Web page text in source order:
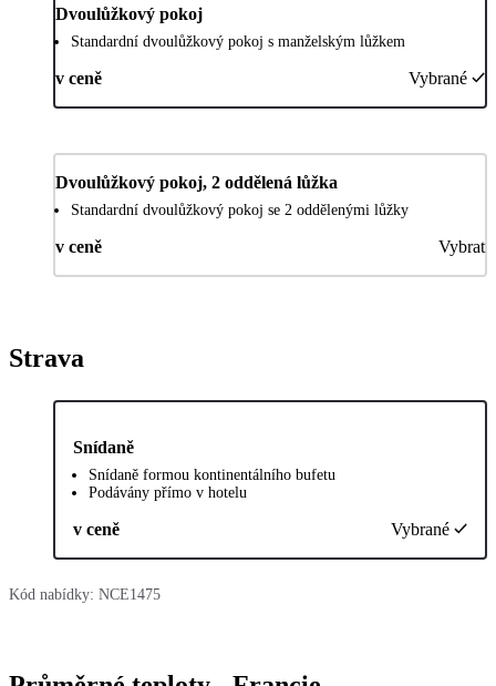
Dvoulůžkový pokoj
Standardní dvoulůžkový pokoj s manželským lůžkem
v ceně Vybrané
Dvoulůžkový pokoj, 2 oddělená lůžka
Standardní dvoulůžkový pokoj se 2 oddělenými lůžky
v ceně Vybrat
Strava
Snídaně
Snídaně formou kontinentálního bufetu
Podávány přímo v hotelu
v ceně Vybrané
Kód nabídky: NCE1475